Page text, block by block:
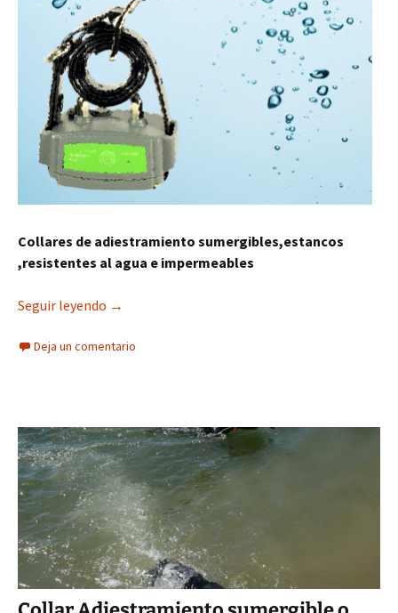
Collares de adiestramiento sumergibles,estancos
,resistentes al agua e impermeables
Seguir leyendo Diferencias Collares adiestramiento
→
Deja un comentario